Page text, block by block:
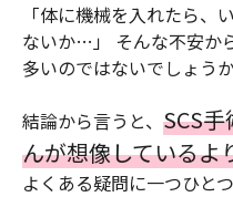
「体に機械を入れたら、
ないか…」 そんな不安か
多いのではないでしょうか
結論から言うと、 SCS
んが想像しているよ
よくある疑問に一つひと